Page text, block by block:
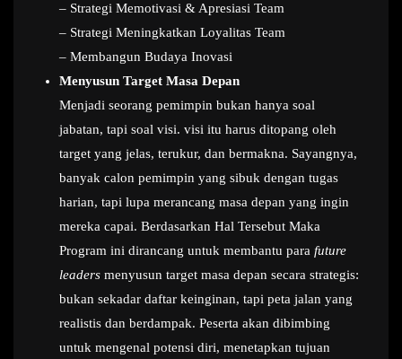
– Strategi Memotivasi & Apresiasi Team
– Strategi Meningkatkan Loyalitas Team
– Membangun Budaya Inovasi
Menyusun Target Masa Depan
Menjadi seorang pemimpin bukan hanya soal
jabatan, tapi soal visi. visi itu harus ditopang oleh
target yang jelas, terukur, dan bermakna. Sayangnya,
banyak calon pemimpin yang sibuk dengan tugas
harian, tapi lupa merancang masa depan yang ingin
mereka capai. Berdasarkan Hal Tersebut Maka
Program ini dirancang untuk membantu para future
leaders menyusun target masa depan secara strategis:
bukan sekadar daftar keinginan, tapi peta jalan yang
realistis dan berdampak. Peserta akan dibimbing
untuk mengenal potensi diri, menetapkan tujuan